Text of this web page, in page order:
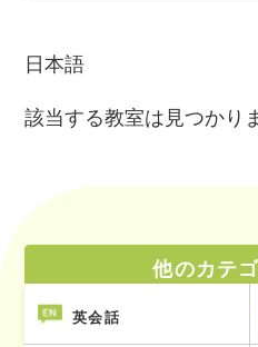
日本語
該当する教室は見つかり
他のカテ
英会話